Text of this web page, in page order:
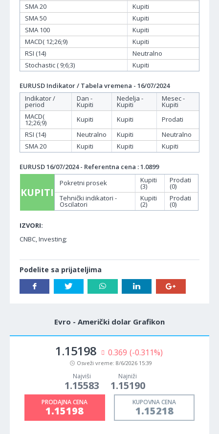
SMA 20
Kupiti
SMA 50
Kupiti
SMA 100
Kupiti
MACD( 12;26;9)
Kupiti
RSI (14)
Neutralno
Stochastic ( 9;6;3)
Kupiti
EURUSD Indikator / Tabela vremena - 16/07/2024
Indikator /
period
Dan -
Kupiti
Nedelja -
Kupiti
Mesec -
Kupiti
MACD(
12;26;9) Kupiti Kupiti
Prodati
RSI (14)
Neutralno Kupiti
Neutralno
SMA 20
Kupiti Kupiti Kupiti
EURUSD 16/07/2024 - Referentna cena : 1.0899
KUPITI
Pokretni prosek Kupiti
(3)
Prodati
(0)
Tehnički indikatori -
Oscilatori
Kupiti
(2)
Prodati
(0)
IZVORI:
CNBC, Investing;
Podelite sa prijateljima
Evro - Američki dolar Grafikon
1.15198 0.369 (-0.311%)
Osveži vreme: 8/6/2026 15:39
Najviši
1.15583
Najniži
1.15190
PRODAJNA CENA
1.15198
KUPOVNA CENA
1.15218